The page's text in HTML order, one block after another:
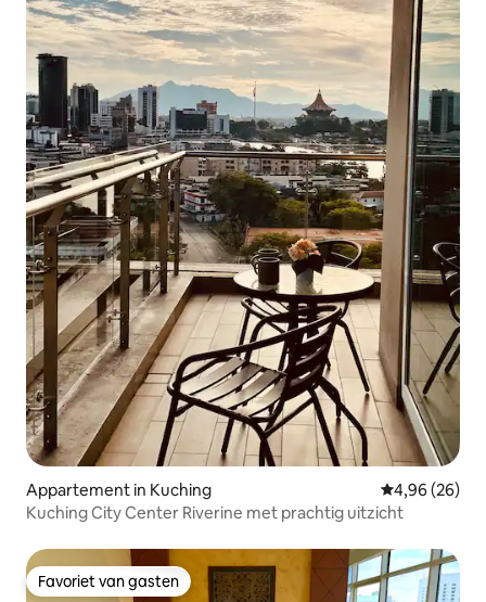
Appartement in Kuching Gemiddelde
4,96 (26)
Kuching City Center Riverine met prachtig uitzicht
Favoriet van gasten
Favoriet van gasten